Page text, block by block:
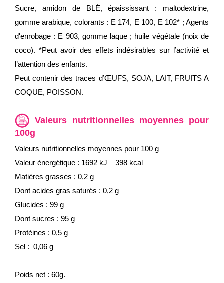
Sucre, amidon de BLÉ, épaississant : maltodextrine,
gomme arabique, colorants : E 174, E 100, E 102* ; Agents
d'enrobage : E 903, gomme laque ; huile végétale (noix de
coco). *Peut avoir des effets indésirables sur l’activité et
l’attention des enfants.
Peut contenir des traces d’ŒUFS, SOJA, LAIT, FRUITS A
COQUE, POISSON.
Valeurs nutritionnelles moyennes pour
100g
Valeurs nutritionnelles moyennes pour 100 g
Valeur énergétique : 1692 kJ – 398 kcal
Matières grasses : 0,2 g
Dont acides gras saturés : 0,2 g
Glucides : 99 g
Dont sucres : 95 g
Protéines : 0,5 g
Sel : 0,06 g
Poids net : 60g.